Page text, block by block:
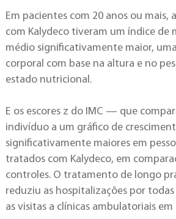
Em pacientes com 20 anos ou mais,
com Kalydeco tiveram um índice de
médio significativamente maior,
corporal com base na altura e no
estado nutricional.
E os escores z do IMC — que
indivíduo a um gráfico de
significativamente maiores em
tratados com Kalydeco, em
controles. O tratamento de longo
reduziu as hospitalizações por todas
as visitas a clínicas ambulatoriais em